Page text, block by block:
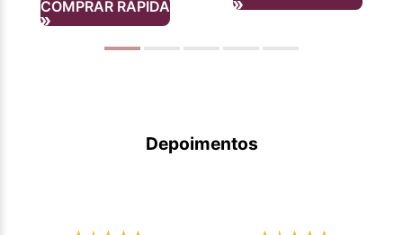
COMPRAR RÁPIDA
Depoimentos